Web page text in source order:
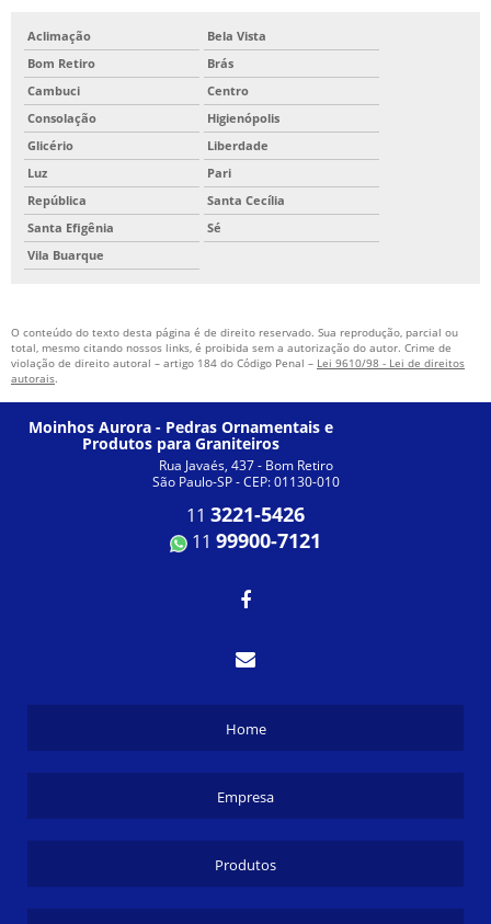
Aclimação
Bela Vista
Bom Retiro
Brás
Cambuci
Centro
Consolação
Higienópolis
Glicério
Liberdade
Luz
Pari
República
Santa Cecília
Santa Efigênia
Sé
Vila Buarque
O conteúdo do texto desta página é de direito reservado. Sua reprodução, parcial ou
total, mesmo citando nossos links, é proibida sem a autorização do autor. Crime de
violação de direito autoral – artigo 184 do Código Penal – Lei 9610/98 - Lei de direitos
autorais.
Moinhos Aurora - Pedras Ornamentais e
Produtos para Graniteiros
Rua Javaés, 437 - Bom Retiro
São Paulo-SP - CEP: 01130-010
11 3221-5426
11 99900-7121
Home
Empresa
Produtos